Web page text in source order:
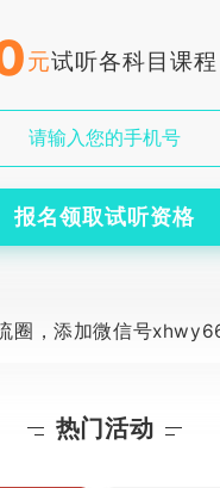
元试听各科目课程
报名领取试听资格
圈，添加微信号
热门活动